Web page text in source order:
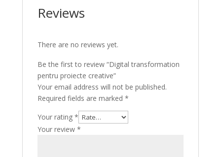
Reviews
There are no reviews yet.
Be the first to review “Digital transformation
pentru proiecte creative”
Your email address will not be published.
Required fields are marked *
Your rating *
Your review *